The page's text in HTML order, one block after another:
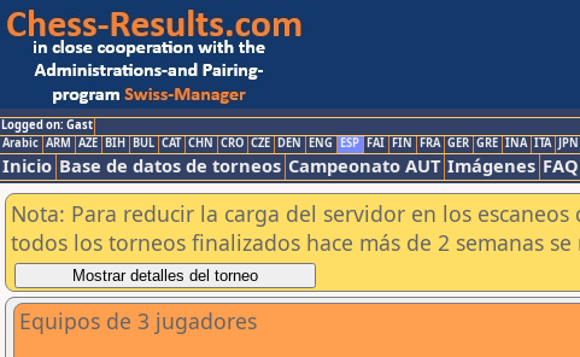
Logged on: Gast
Arabic ARM AZE BIH BUL CAT CHN CRO CZE DEN ENG ESP FAI FIN FRA GER GRE INA ITA JPN
Inicio Base de datos de torneos Campeonato AUT Imágenes FAQ
Nota: Para reducir la carga del servidor en los
todos los torneos finalizados hace más de 2 semanas
Equipos de 3 jugadores